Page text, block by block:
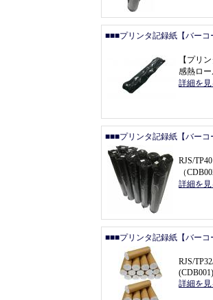
■■■プリンタ記録紙【バー
【 プリ
感熱ロ
詳細を
■■■プリンタ記録紙【バー
RJS/
（
詳細を
■■■プリンタ記録紙【バー
RJS/
(CDB001)
詳細を